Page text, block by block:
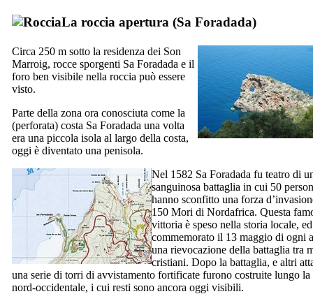
La roccia apertura (Sa Foradada)
Circa 250 m sotto la residenza dei Son
Marroig, rocce sporgenti Sa Foradada e il
foro ben visibile nella roccia può essere
visto.
Parte della zona ora conosciuta come la
(perforata) costa Sa Foradada una volta
era una piccola isola al largo della costa,
oggi è diventato una penisola.
Nel 1582 Sa Foradada fu teatro di
sanguinosa battaglia in cui 50
hanno sconfitto una forza
150 Mori di Nordafrica. Questa
vittoria è speso nella storia locale,
commemorato il 13 maggio di ogni
una rievocazione della battaglia tra
cristiani. Dopo la battaglia, e altri
una serie di torri di avvistamento fortificate furono costruite lungo la
nord-occidentale, i cui resti sono ancora oggi visibili.